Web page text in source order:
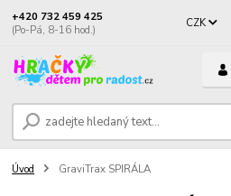
CZK
+420 732 459 425
(Po-Pá, 8-16 hod.)
Úvod GraviTrax SPIRÁLA